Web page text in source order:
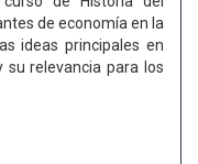
de economía en la
ideas principales en
relevancia para los